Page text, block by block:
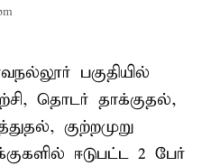
பகுதியில்
தொடர் தாக்குதல்,
குற்றமுறு
ஈடுபட்ட 2 பேர்